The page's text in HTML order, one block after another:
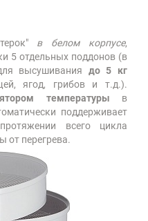
в белом корпусе,
5 отдельных поддонов (в
высушивания до 5 кг
ягод, грибов и т.д.).
температуры в
поддерживает
всего цикла
от перегрева.